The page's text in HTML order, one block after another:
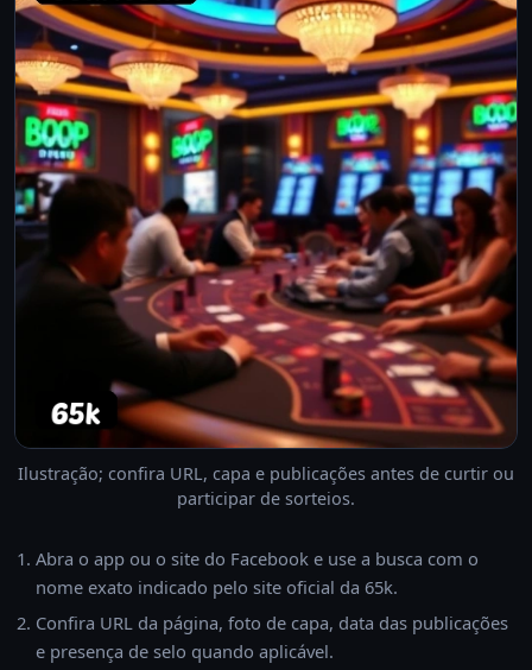
Ilustração; confira URL, capa e publicações antes de curtir ou
participar de sorteios.
Abra o app ou o site do Facebook e use a busca com o
nome exato indicado pelo site oficial da 65k.
Confira URL da página, foto de capa, data das publicações
e presença de selo quando aplicável.